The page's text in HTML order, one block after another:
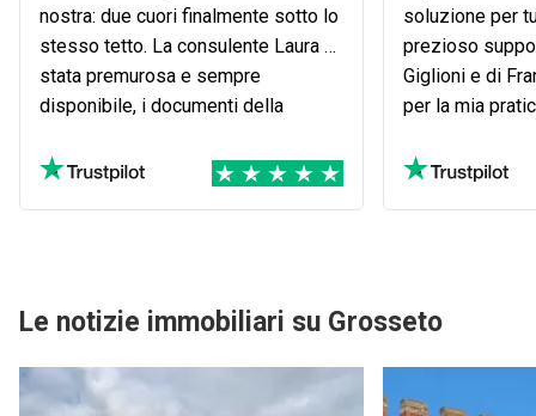
nostra: due cuori finalmente sotto lo
stesso tetto. La consulente Laura e'
stata premurosa e sempre
disponibile, i documenti della
ordine e l'Agenzia li aveva gia'
attraverso la pianificazione di una
permesso di riuscire ad acquistare
la casa ed e' riuscito a tutelarci sia
soluzione per
prezioso
Giglioni e di
per la mia
puzzle
Le notizie immobiliari su Grosseto